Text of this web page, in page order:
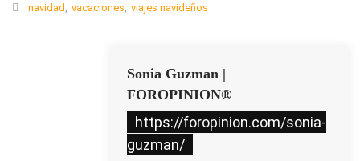
navidad vacaciones viajes navideños
Sonia Guzman |
FOROPINION®
https://foropinion.com/sonia-
guzman/